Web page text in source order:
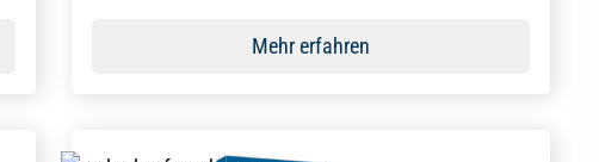
Mehr erfahren